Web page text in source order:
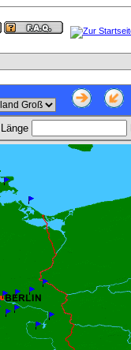
Länge